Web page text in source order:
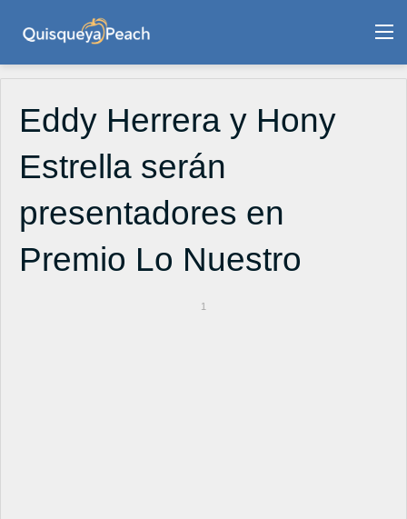
Eddy Herrera y Hony
Estrella serán
presentadores en
Premio Lo Nuestro
1